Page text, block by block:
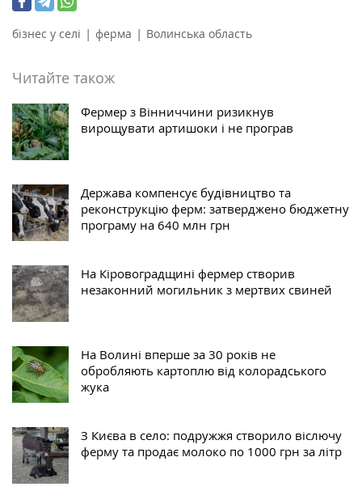
бізнес у селі | ферма | Волинська область
Читайте також
Фермер з Вінниччини ризикнув
вирощувати артишоки і не програв
Держава компенсує будівництво та
реконструкцію ферм: затверджено бюджетну
програму на 640 млн грн
На Кіровоградщині фермер створив
незаконний могильник з мертвих свиней
На Волині вперше за 30 років не
обробляють картоплю від колорадського
жука
З Києва в село: подружжя створило віслючу
ферму та продає молоко по 1000 грн за літр